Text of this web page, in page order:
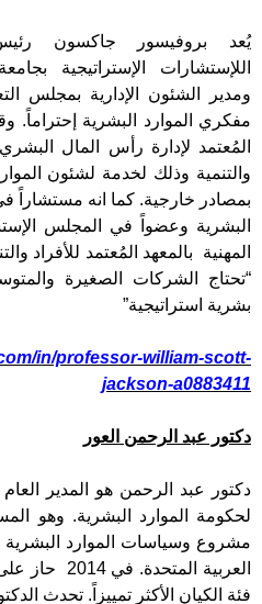
يُعد بروفيسور جاكسون
اللإستشارات الإستراتيجية
ومدير الشئون الإدارية بمجلس
مفكري الموارد البشرية إحتراماً.
المُعتمد لإدارة رأس المال
والتنمية وذلك لخدمة لشئون
بمصادر خارجية. كما انه مستشاراً في
البشرية وعضواً في المجلس
“تحتاج الشركات الصغيرة
بشرية استراتيجية”
in/professor-william-scott-
jackson-a0883411
دكتور عبد الرحمن العور
دكتور عبد الرحمن هو المدير العام
لحكومة الموارد البشرية. وهو
مشروع وسياسات الموارد البشرية
العربية
فئة الكيان الأكثر تمييزاً. تحدث